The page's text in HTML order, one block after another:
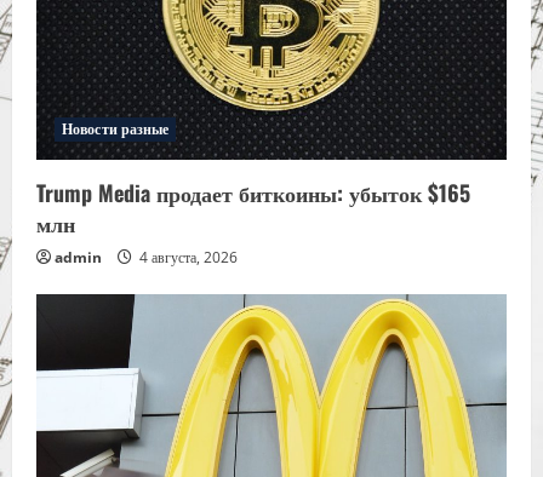
Новости разные
Trump Media продает биткоины: убыток $165
млн
admin 4 августа, 2026